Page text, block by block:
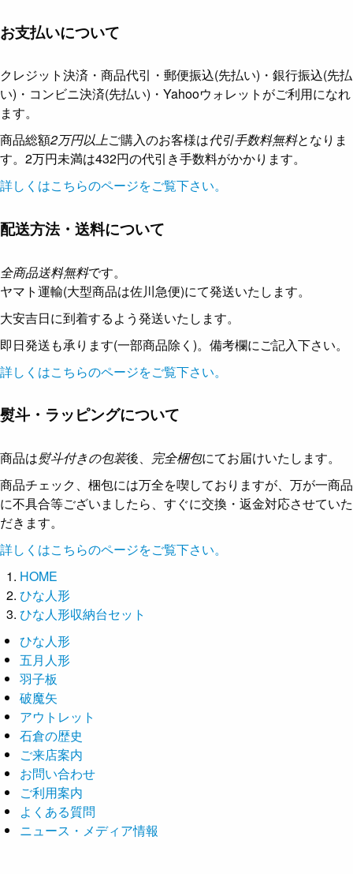
お支払いについて
クレジット決済・商品代引・郵便振込(先払い)・銀行振込(先払
い)・コンビニ決済(先払い)・Yahooウォレットがご利用になれ
ます。
商品総額2万円以上ご購入のお客様は代引手数料無料となりま
す。2万円未満は432円の代引き手数料がかかります。
詳しくはこちらのページをご覧下さい。
配送方法・送料について
全商品送料無料です。
ヤマト運輸(大型商品は佐川急便)にて発送いたします。
大安吉日に到着するよう発送いたします。
即日発送も承ります(一部商品除く)。備考欄にご記入下さい。
詳しくはこちらのページをご覧下さい。
熨斗・ラッピングについて
商品は熨斗付きの包装後、 完全梱包にてお届けいたします。
商品チェック、梱包には万全を喫しておりますが、万が一商品
に不具合等ございましたら、すぐに交換・返金対応させていた
だきます。
詳しくはこちらのページをご覧下さい。
HOME
ひな人形
ひな人形収納台セット
ひな人形
五月人形
羽子板
破魔矢
アウトレット
石倉の歴史
ご来店案内
お問い合わせ
ご利用案内
よくある質問
ニュース・メディア情報